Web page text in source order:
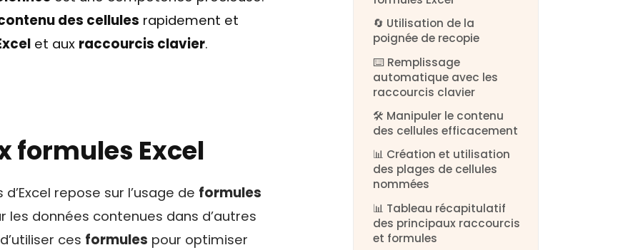
des cellules rapidement et
et aux raccourcis clavier.
formules Excel
repose sur l’usage de formules
les données contenues dans d’autres
ces formules pour optimiser
🔄 Utilisation de la
poignée de recopie
⌨️ Remplissage
automatique avec les
raccourcis clavier
🛠️ Manipuler le contenu
des cellules efficacement
📊 Création et utilisation
des plages de cellules
nommées
📊 Tableau récapitulatif
des principaux raccourcis
et formules